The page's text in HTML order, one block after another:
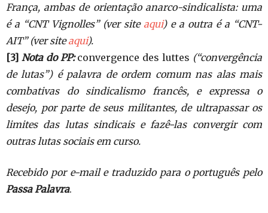
França, ambas de orientação anarco-sindicalista: uma
é a “CNT Vignolles” (ver site aqui) e a outra é a “CNT-
AIT” (ver siteaqui).
[3] Nota do PP: convergence des luttes (“convergência
de lutas”) é palavra de ordem comum nas alas mais
combativas do sindicalismo francês, e expressa o
desejo, por parte de seus militantes, de ultrapassar os
limites das lutas sindicais e fazê-las convergir com
outras lutas sociais em curso.
Recebido por e-mail e traduzido para o português pelo
Passa Palavra.